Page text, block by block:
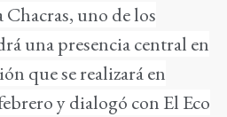
uno de los
una presencia central en
que se realizará en
y dialogó con El Eco